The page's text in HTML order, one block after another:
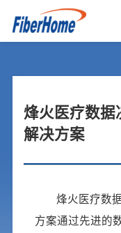
烽火医疗数据
解决方案
烽火医疗数
方案通过先进的